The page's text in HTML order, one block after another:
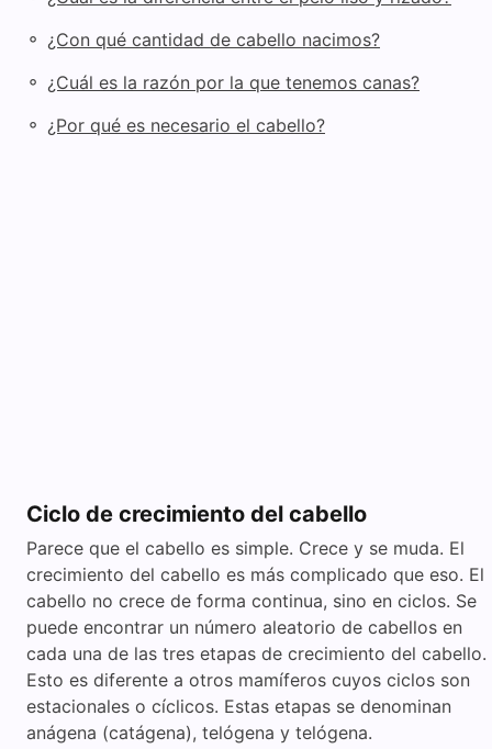
◦ ¿Con qué cantidad de cabello nacimos?
◦ ¿Cuál es la razón por la que tenemos canas?
◦ ¿Por qué es necesario el cabello?
Ciclo de crecimiento del cabello
Parece que el cabello es simple. Crece y se muda. El
crecimiento del cabello es más complicado que eso. El
cabello no crece de forma continua, sino en ciclos. Se
puede encontrar un número aleatorio de cabellos en
cada una de las tres etapas de crecimiento del cabello.
Esto es diferente a otros mamíferos cuyos ciclos son
estacionales o cíclicos. Estas etapas se denominan
anágena (catágena), telógena y telógena.